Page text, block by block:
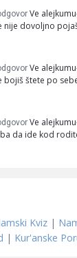
Ve
nije dovoljno
Ve
bojiš štete po
Ve
da ide kod
Kviz |
| Kur'anske